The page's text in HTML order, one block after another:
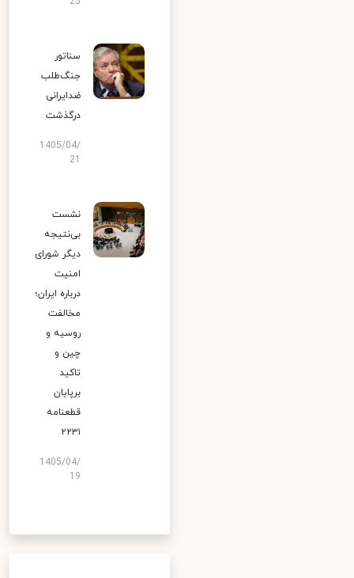
سناتور
جنگ‌طلب
ضدایرانی
درگذشت
1405/04/
نشست
بی‌نتیجه
دیگر شورای
امنیت
درباره ایران؛
مخالفت
روسیه و
چین و
تاکید
برپایان
قطعنامه
۲۲۳۱
1405/04/
19